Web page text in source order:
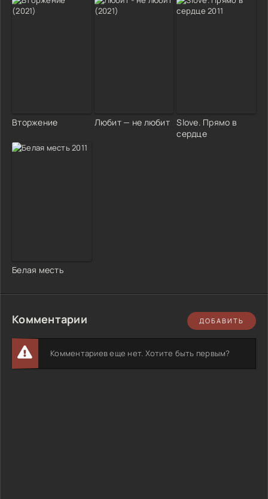
Вторжение Любит — не любит
Slove. Прямо в
сердце
Белая месть
Комментарии ДОБАВИТЬ
Комментариев еще нет. Хотите быть первым?